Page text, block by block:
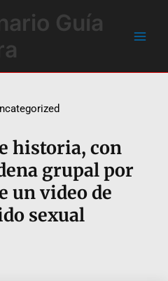
Guía
historia, con
grupal por
un video de
sexual